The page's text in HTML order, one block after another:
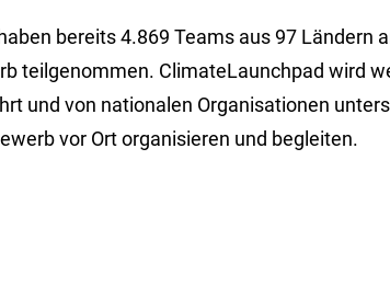
bereits 4.869 Teams aus 97 Ländern
teilgenommen. ClimateLaunchpad wird
und von nationalen Organisationen
vor Ort organisieren und begleiten.